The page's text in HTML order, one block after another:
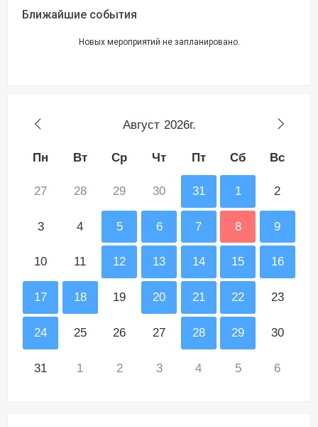
Ближайшие события
Новых мероприятий не запланировано.
Август 2026г.
Пн Вт Ср Чт Пт Сб Вс
27 28 29 30 31 1 2
3 4 5 6 7 8 9
10 11 12 13 14 15 16
17 18 19 20 21 22 23
24 25 26 27 28 29 30
31 1 2 3 4 5 6